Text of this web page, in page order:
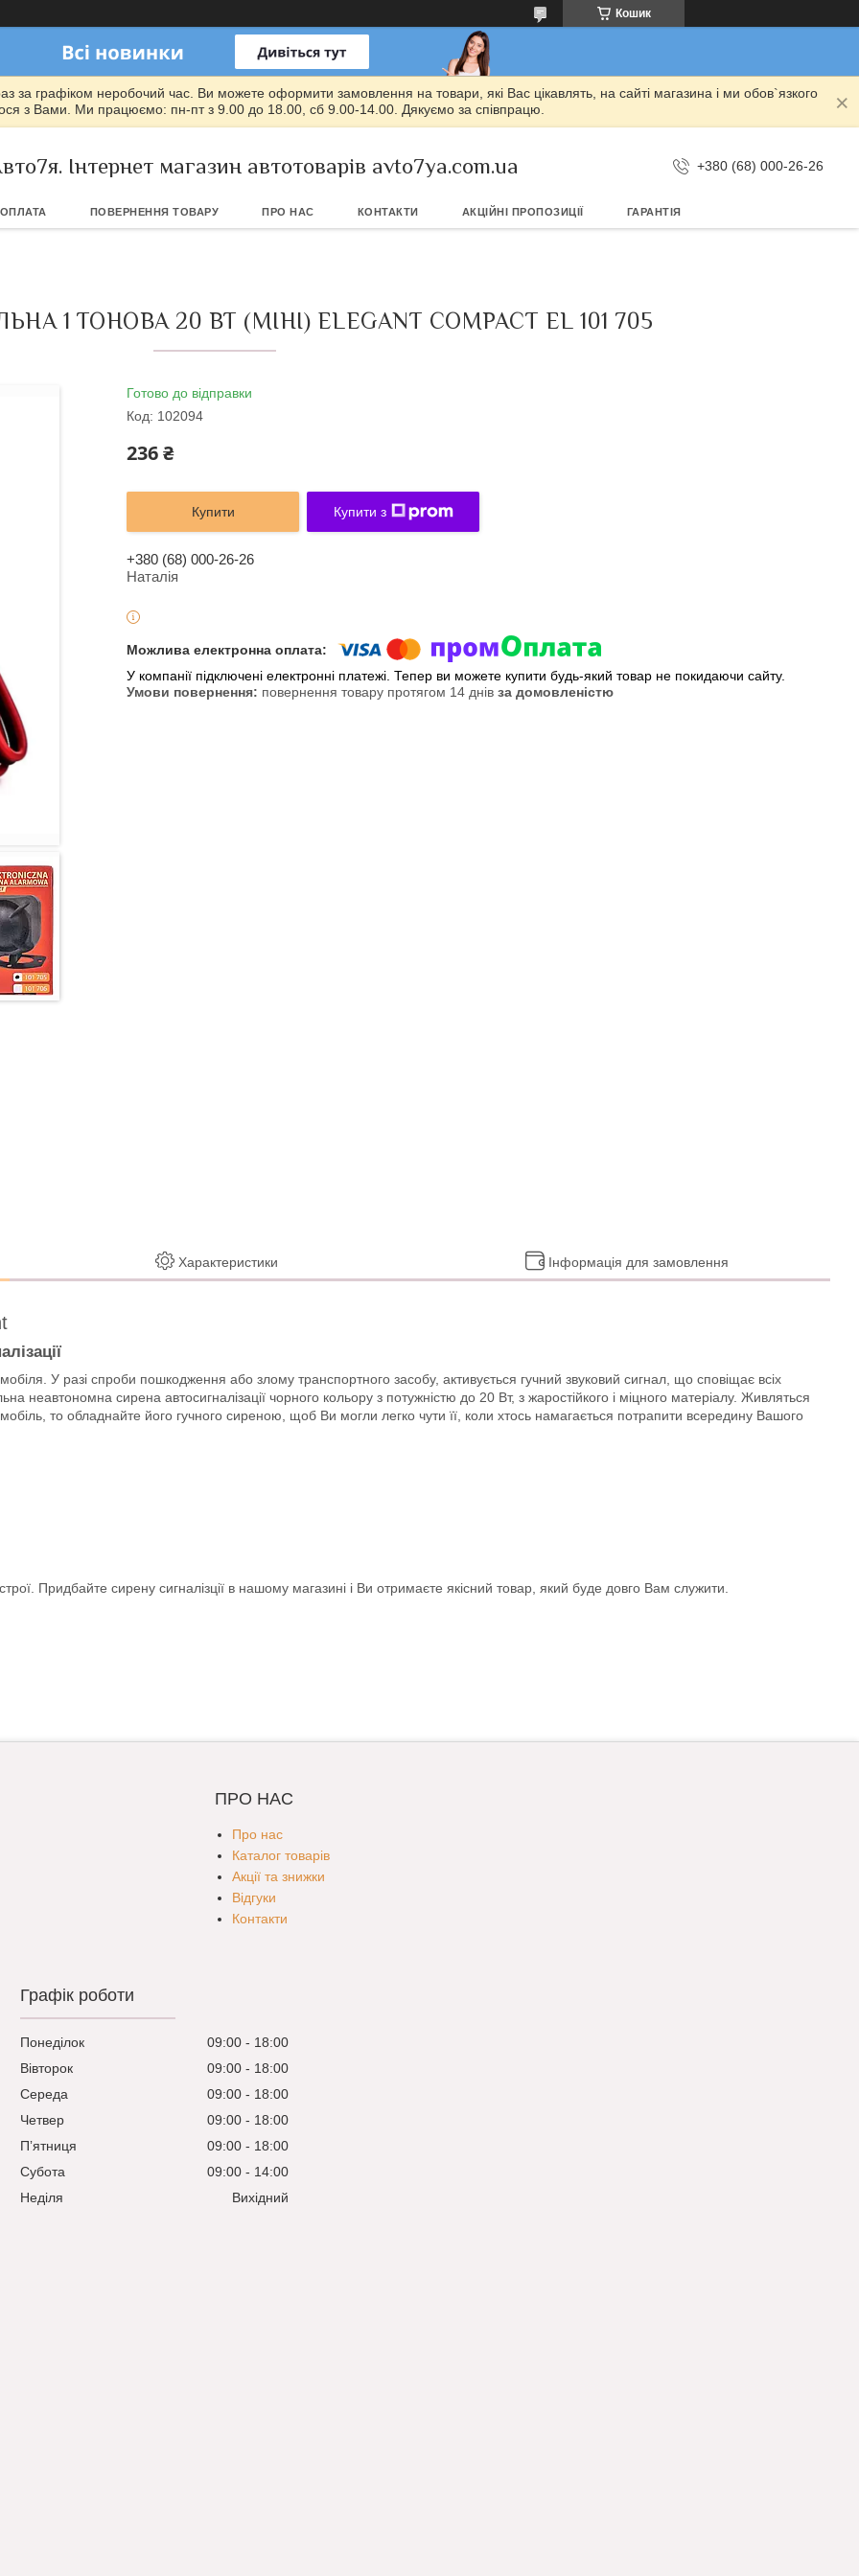
Кошик
за графіком неробочий час. Ви можете оформити замовлення на товари, які Вас цікавлять, на сайті магазина і ми обов`язкого
з Вами. Ми працюємо: пн-пт з 9.00 до 18.00, сб 9.00-14.00. Дякуємо за співпрацю.
Інтернет магазин автотоварів avto7ya.com.ua +380 (68) 000-26-26
ПОВЕРНЕННЯ ТОВАРУ ПРО НАС КОНТАКТИ АКЦІЙНІ ПРОПОЗИЦІЇ ГАРАНТІЯ
1 ТОНОВА 20 ВТ (МІНІ) ELEGANT COMPACT EL 101 705
Готово до відправки
Код: 102094
236 ₴
Купити Купити з
+380 (68) 000-26-26
Наталія
У компанії підключені електронні платежі. Тепер ви можете купити будь-який товар не покидаючи сайту.
повернення товару протягом 14 днів за домовленістю
Характеристики Інформація для замовлення
У разі спроби пошкодження або злому транспортного засобу, активується гучний звуковий сигнал, що сповіщає всіх
неавтономна сирена автосигналізації чорного кольору з потужністю до 20 Вт, з жаростійкого і міцного матеріалу. Живляться
то обладнайте його гучного сиреною, щоб Ви могли легко чути її, коли хтось намагається потрапити всередину Вашого
Придбайте сирену сигналізції в нашому магазині і Ви отримаєте якісний товар, який буде довго Вам служити.
ПРО НАС
Про нас
Каталог товарів
Акції та знижки
Відгуки
Контакти
Графік роботи
Понеділок 09:00
18:00
Вівторок
09:00
18:00
Середа
09:00
18:00
Четвер
09:00
18:00
Пʼятниця
09:00
18:00
Субота
09:00
14:00
Неділя
Вихідний